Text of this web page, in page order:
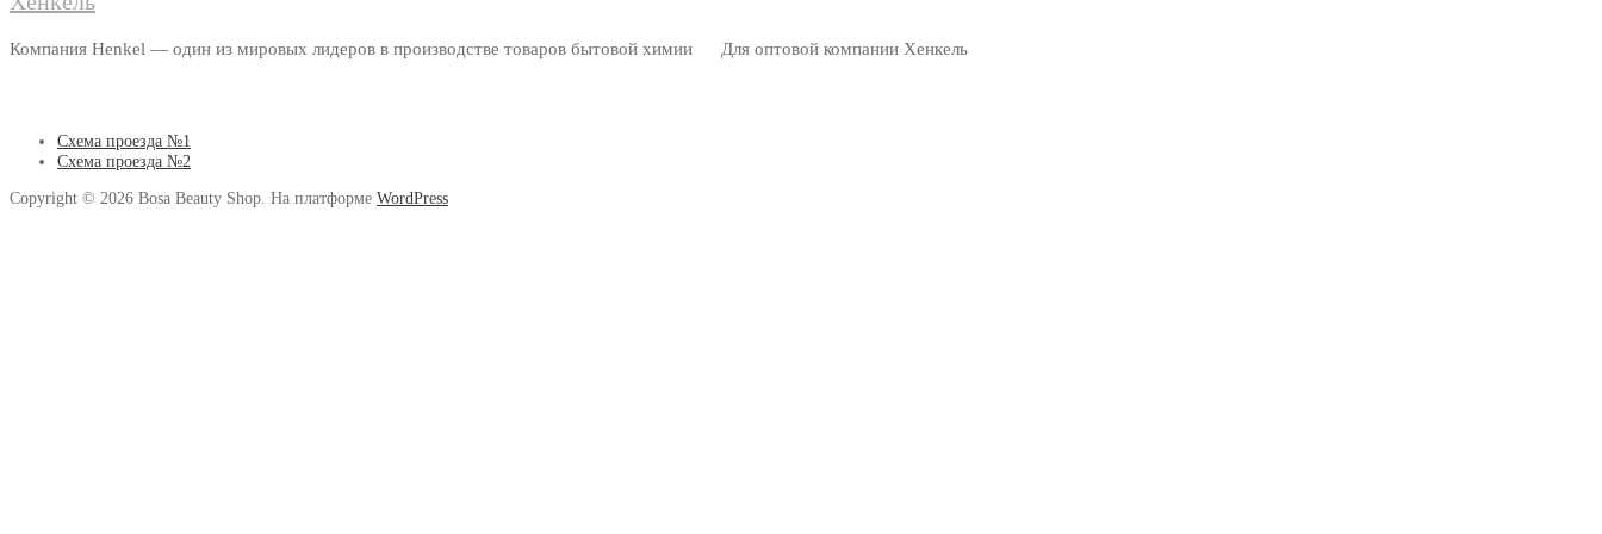
Компания Henkel — один из мировых лидеров в производстве товаров бытовой химии Для оптовой компании Хенкель
Схема проезда №1
Схема проезда №2
Copyright © 2026 Bosa Beauty Shop. На платформе WordPress